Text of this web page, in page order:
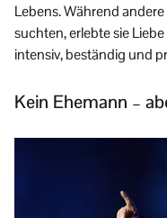
Lebens. Während
suchten, erlebte sie
intensiv, beständig und
Kein Ehemann –